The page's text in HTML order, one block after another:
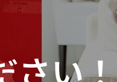
さい！